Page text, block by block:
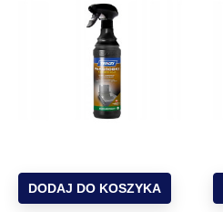
DODAJ DO KOSZYKA